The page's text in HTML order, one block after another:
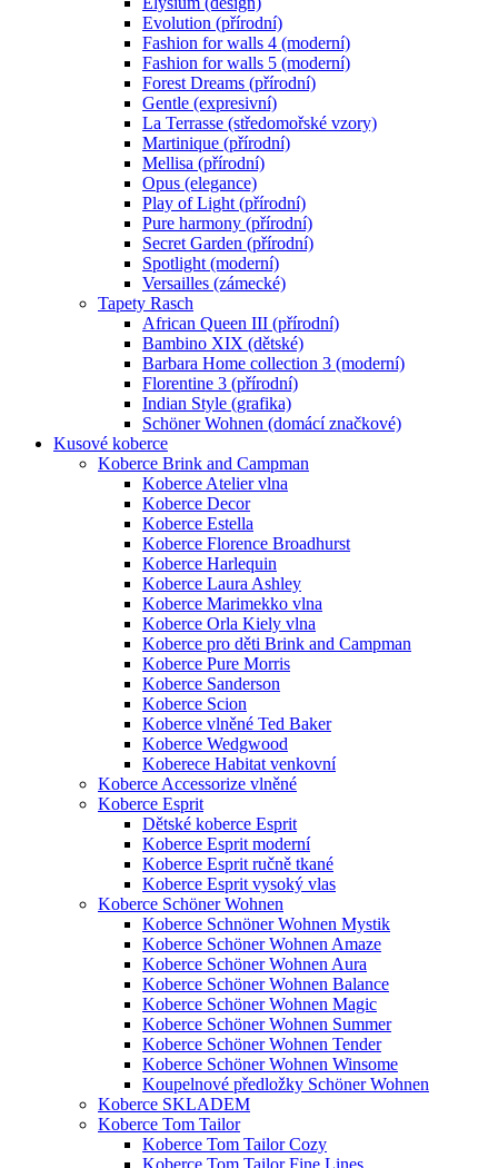
Evolution (přírodní)
Fashion for walls 4 (moderní)
Fashion for walls 5 (moderní)
Forest Dreams (přírodní)
Gentle (expresivní)
La Terrasse (středomořské vzory)
Martinique (přírodní)
Mellisa (přírodní)
Opus (elegance)
Play of Light (přírodní)
Pure harmony (přírodní)
Secret Garden (přírodní)
Spotlight (moderní)
Versailles (zámecké)
Tapety Rasch
African Queen III (přírodní)
Bambino XIX (dětské)
Barbara Home collection 3 (moderní)
Florentine 3 (přírodní)
Indian Style (grafika)
Schöner Wohnen (domácí značkové)
Kusové koberce
Koberce Brink and Campman
Koberce Atelier vlna
Koberce Decor
Koberce Estella
Koberce Florence Broadhurst
Koberce Harlequin
Koberce Laura Ashley
Koberce Marimekko vlna
Koberce Orla Kiely vlna
Koberce pro děti Brink and Campman
Koberce Pure Morris
Koberce Sanderson
Koberce Scion
Koberce vlněné Ted Baker
Koberce Wedgwood
Koberece Habitat venkovní
Koberce Accessorize vlněné
Koberce Esprit
Dětské koberce Esprit
Koberce Esprit moderní
Koberce Esprit ručně tkané
Koberce Esprit vysoký vlas
Koberce Schöner Wohnen
Koberce Schnöner Wohnen Mystik
Koberce Schöner Wohnen Amaze
Koberce Schöner Wohnen Aura
Koberce Schöner Wohnen Balance
Koberce Schöner Wohnen Magic
Koberce Schöner Wohnen Summer
Koberce Schöner Wohnen Tender
Koberce Schöner Wohnen Winsome
Koupelnové předložky Schöner Wohnen
Koberce SKLADEM
Koberce Tom Tailor
Koberce Tom Tailor Cozy
Koberce Tom Tailor Fine Lines